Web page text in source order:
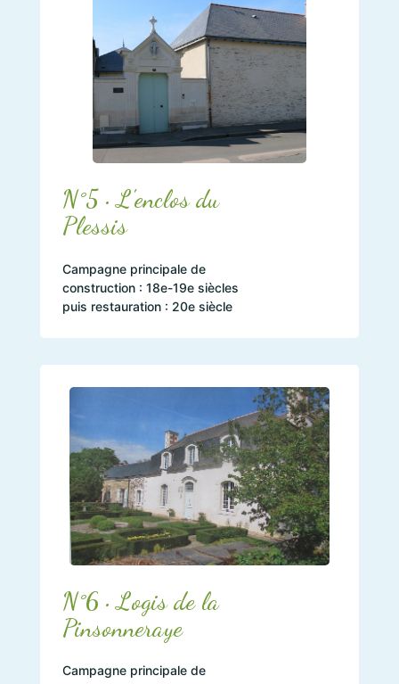
N°5 • L'enclos du
Plessis
Campagne principale de
construction : 18e-19e siècles
puis restauration : 20e siècle
N°6 • Logis de la
Pinsonneraye
Campagne principale de